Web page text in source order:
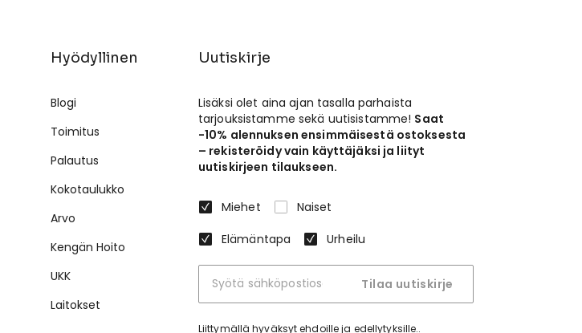
Hyödyllinen
Blogi
Toimitus
Palautus
Kokotaulukko
Arvo
Kengän Hoito
UKK
Laitokset
Uutiskirje
Lisäksi olet aina ajan tasalla parhaista
tarjouksistamme sekä uutisistamme! Saat
-10% alennuksen ensimmäisestä ostoksesta
– rekisteröidy vain käyttäjäksi ja liityt
uutiskirjeen tilaukseen.
Miehet
Naiset
Elämäntapa
Urheilu
Tilaa uutiskirje
Liittymällä hyväksytehdoille ja edellytyksille..